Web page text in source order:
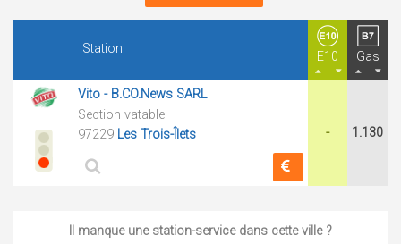
Station
E10 Gas
Vito - B.CO.News SARL
Section vatable
97229 Les Trois-Îlets - 1.130
Il manque une station-service dans cette ville ?